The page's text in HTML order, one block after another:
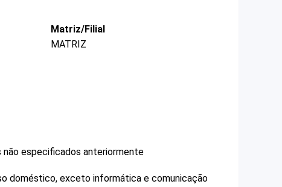
Matriz/Filial
MATRIZ
especificados anteriormente
doméstico, exceto informática e comunicação